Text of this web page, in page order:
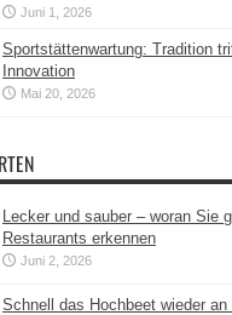
Juni 1, 2026
Sportstättenwartung: Tradition
Innovation
Mai 20, 2026
Lecker und sauber – woran Sie
Restaurants erkennen
Juni 2, 2026
Schnell das Hochbeet wieder an